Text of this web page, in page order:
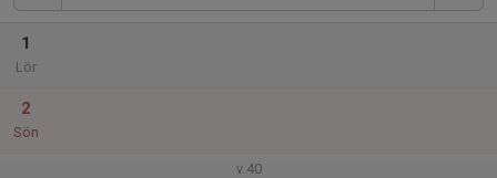
1
Lör
2
Sön
v.40